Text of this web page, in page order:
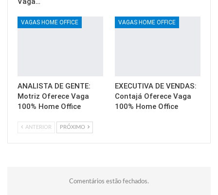
VAGAS HOME OFFICE
ANALISTA DE GENTE:
Motriz Oferece Vaga
100% Home Office
VAGAS HOME OFFICE
EXECUTIVA DE VENDAS:
Contajá Oferece Vaga
100% Home Office
ANTERIOR PRÓXIMO
Comentários estão fechados.